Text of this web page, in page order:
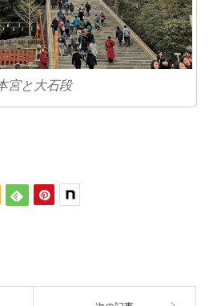
宮と大石段